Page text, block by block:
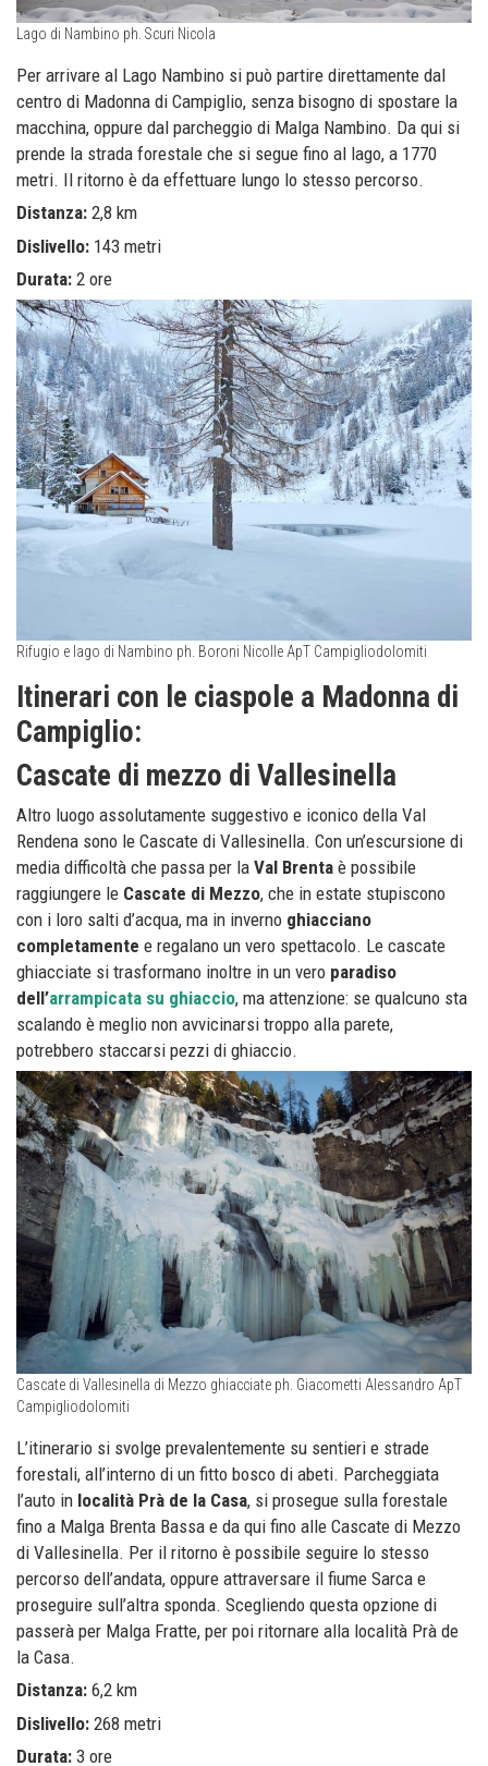
Lago di Nambino ph. Scuri Nicola
Per arrivare al Lago Nambino si può partire direttamente dal
centro di Madonna di Campiglio, senza bisogno di spostare la
macchina, oppure dal parcheggio di Malga Nambino. Da qui si
prende la strada forestale che si segue fino al lago, a 1770
metri. Il ritorno è da effettuare lungo lo stesso percorso.
Distanza: 2,8 km
Dislivello: 143 metri
Durata: 2 ore
Rifugio e lago di Nambino ph. Boroni Nicolle ApT Campigliodolomiti
Itinerari con le ciaspole a Madonna di
Campiglio:
Cascate di mezzo di Vallesinella
Altro luogo assolutamente suggestivo e iconico della Val
Rendena sono le Cascate di Vallesinella. Con un’escursione di
media difficoltà che passa per la Val Brenta è possibile
raggiungere le Cascate di Mezzo, che in estate stupiscono
con i loro salti d’acqua, ma in inverno ghiacciano
completamente e regalano un vero spettacolo. Le cascate
ghiacciate si trasformano inoltre in un vero paradiso
dell’arrampicata su ghiaccio, ma attenzione: se qualcuno sta
scalando è meglio non avvicinarsi troppo alla parete,
potrebbero staccarsi pezzi di ghiaccio.
Cascate di Vallesinella di Mezzo ghiacciate ph. Giacometti Alessandro ApT
Campigliodolomiti
L’itinerario si svolge prevalentemente su sentieri e strade
forestali, all’interno di un fitto bosco di abeti. Parcheggiata
l’auto in località Prà de la Casa, si prosegue sulla forestale
fino a Malga Brenta Bassa e da qui fino alle Cascate di Mezzo
di Vallesinella. Per il ritorno è possibile seguire lo stesso
percorso dell’andata, oppure attraversare il fiume Sarca e
proseguire sull’altra sponda. Scegliendo questa opzione di
passerà per Malga Fratte, per poi ritornare alla località Prà de
la Casa.
Distanza: 6,2 km
Dislivello: 268 metri
Durata: 3 ore